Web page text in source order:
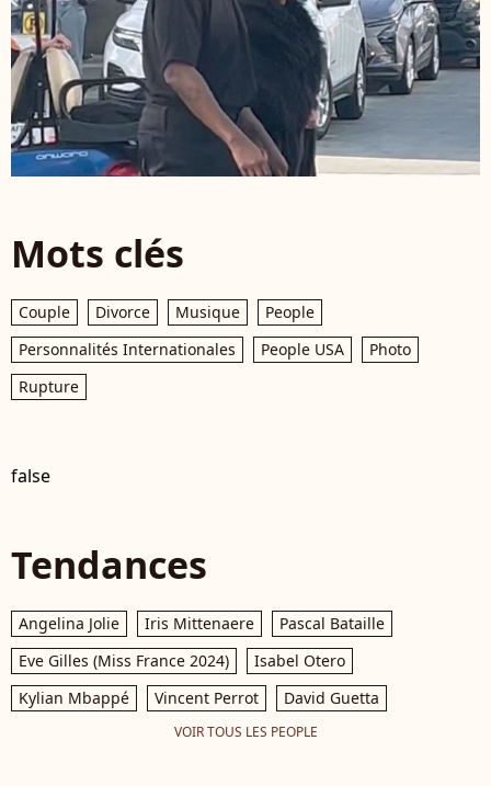
Mots clés
Couple Divorce Musique
People
Personnalités Internationales
People USA
Photo
Rupture
false
Tendances
Angelina Jolie Iris Mittenaere
Pascal Bataille
Eve Gilles (Miss France 2024)
Isabel Otero
Kylian Mbappé
Vincent Perrot David Guetta
VOIR TOUS LES PEOPLE